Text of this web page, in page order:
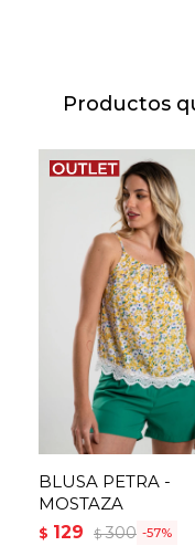
Productos
BLUSA PETRA -
MOSTAZA
$ 129 $ 300 57